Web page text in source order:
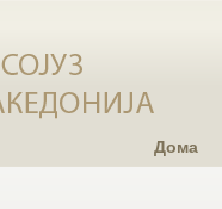
Дома